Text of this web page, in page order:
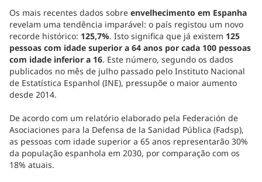
Os mais recentes dados sobre envelhecimento em Espanha
revelam uma tendência imparável: o país registou um novo
recorde histórico: 125,7%. Isto significa que já existem 125
pessoas com idade superior a 64 anos por cada 100 pessoas
com idade inferior a 16. Este número, segundo os dados
publicados no mês de julho passado pelo Instituto Nacional
de Estatística Espanhol (INE), pressupõe o maior aumento
desde 2014.
De acordo com um relatório elaborado pela Federación de
Asociaciones para la Defensa de la Sanidad Pública (Fadsp),
as pessoas com idade superior a 65 anos representarão 30%
da população espanhola em 2030, por comparação com os
18% atuais.